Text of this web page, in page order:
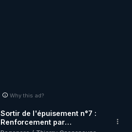
Why this ad?
Sortir de l'épuisement n°7 :
Renforcement par